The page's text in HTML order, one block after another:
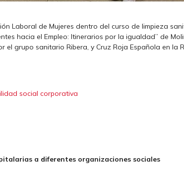
Laboral de Mujeres dentro del curso de limpieza
hacia el Empleo: Itinerarios por la igualdad” de
el grupo sanitario Ribera, y Cruz Roja Española en la
social corporativa
a diferentes organizaciones sociales